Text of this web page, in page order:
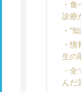
食
診療
“
情
生の
全
んだ